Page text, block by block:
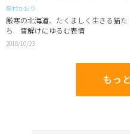
藤村かおり
厳寒の北海道、たくましく生きる猫た
ち 雪解けにゆるむ表情
2018/10/23
もっ